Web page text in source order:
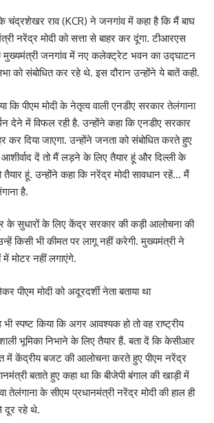
चंद्रशेखर राव (KCR) ने जनगांव में कहा है कि मैं बाघ
नरेंद्र मोदी को सत्ता से बाहर कर दूंगा. टीआरएस
जनगांव में नए कलेक्ट्रेट भवन का उद्घाटन
को संबोधित कर रहे थे. इस दौरान उन्होंने ये बातें कही.
पीएम मोदी के नेतृत्व वाली एनडीए सरकार तेलंगाना
देने में विफल रही है. उन्होंने कहा कि एनडीए सरकार
कर दिया जाएगा. उन्होंने जनता को संबोधित करते हुए
दें तो मैं लड़ने के लिए तैयार हूं और दिल्ली के
तैयार हूं. उन्होंने कहा कि नरेंद्र मोदी सावधान रहें… मैं
है.
के सुधारों के लिए केंद्र सरकार की कड़ी आलोचना की
किसी भी कीमत पर लागू नहीं करेगी. मुख्यमंत्री ने
मोटर नहीं लगाएंगे.
मोदी को अदूरदर्शी नेता बताया था
स्पष्ट किया कि अगर आवश्यक हो तो वह राष्ट्रीय
भूमिका निभाने के लिए तैयार हैं. बता दें कि केसीआर
केंद्रीय बजट की आलोचना करते हुए पीएम नरेंद्र
बताते हुए कहा था कि बीजेपी बंगाल की खाड़ी में
तेलंगाना के सीएम प्रधानमंत्री नरेंद्र मोदी की हाल ही
दूर रहे थे.